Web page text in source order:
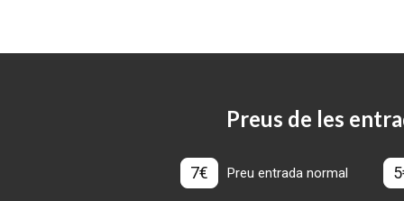
Preus de les
7€ Preu entrada normal